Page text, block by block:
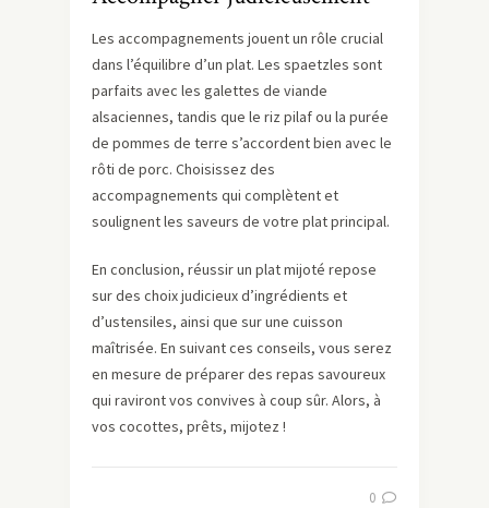
Les accompagnements jouent un rôle crucial
dans l’équilibre d’un plat. Les spaetzles sont
parfaits avec les galettes de viande
alsaciennes, tandis que le riz pilaf ou la purée
de pommes de terre s’accordent bien avec le
rôti de porc. Choisissez des
accompagnements qui complètent et
soulignent les saveurs de votre plat principal.
En conclusion, réussir un plat mijoté repose
sur des choix judicieux d’ingrédients et
d’ustensiles, ainsi que sur une cuisson
maîtrisée. En suivant ces conseils, vous serez
en mesure de préparer des repas savoureux
qui raviront vos convives à coup sûr. Alors, à
vos cocottes, prêts, mijotez !
0